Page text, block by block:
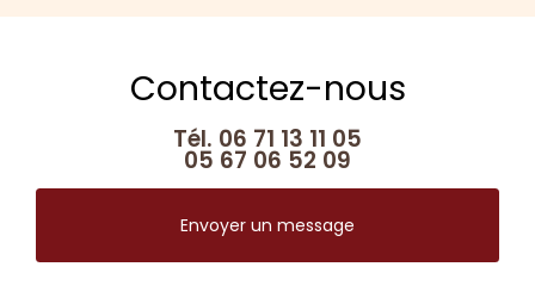
d'ameublement, réfection de sièges et de fauteuils à Toulouse
Contactez-nous
Tél. 06 71 13 11 05
05 67 06 52 09
Envoyer un message